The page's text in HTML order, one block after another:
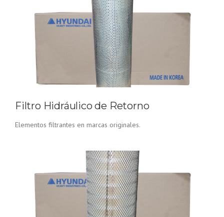
Filtro Hidráulico de Retorno
Elementos filtrantes en marcas originales.